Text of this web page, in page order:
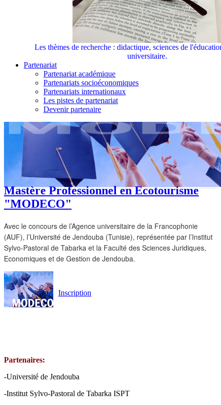
Les thèmes de recherche : didactique, sciences de
universitaire.
Partenariat
Partenariat académique
Partenariats socioéconomiques
Partenariats internationaux
Les pistes de partenariat
Devenir partenaire
Mastère Professionnel en Ecotourisme
"MODECO"
Avec le concours de l’Agence universitaire de la Francophonie
(AUF), l’Université de Jendouba (Tunisie), représentée par l’Institut
Sylvo-Pastoral de Tabarka et la Faculté des Sciences Juridiques,
Economiques et de Gestion de Jendouba.
Inscription
Partenaires:
-Université de Jendouba
-Institut Sylvo-Pastoral de Tabarka ISPT